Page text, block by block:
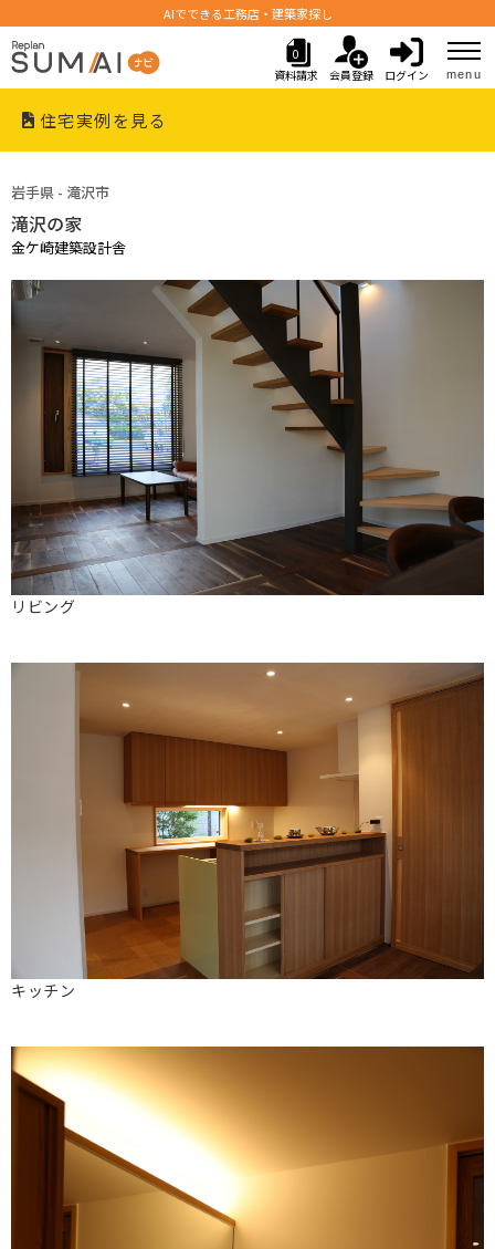
AIでできる工務店・建築家探し
0
資料請求
会員登録 ログイン menu
住宅実例を見る
岩手県 - 滝沢市
滝沢の家
金ケ崎建築設計舎
リビング
キッチン